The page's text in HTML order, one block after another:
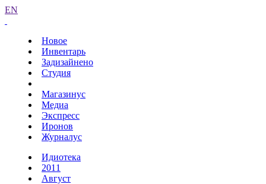
EN
Новое
Инвентарь
Задизайнено
Студия
Магазинус
Медиа
Экспресс
Иронов
Журналус
Идиотека
2011
Август